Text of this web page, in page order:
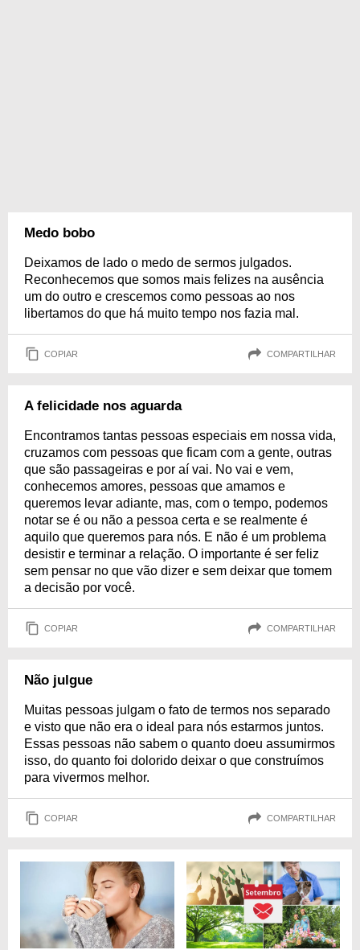
Medo bobo
Deixamos de lado o medo de sermos julgados.
Reconhecemos que somos mais felizes na ausência
um do outro e crescemos como pessoas ao nos
libertamos do que há muito tempo nos fazia mal.
COPIAR COMPARTILHAR
A felicidade nos aguarda
Encontramos tantas pessoas especiais em nossa vida,
cruzamos com pessoas que ficam com a gente, outras
que são passageiras e por aí vai. No vai e vem,
conhecemos amores, pessoas que amamos e
queremos levar adiante, mas, com o tempo, podemos
notar se é ou não a pessoa certa e se realmente é
aquilo que queremos para nós. E não é um problema
desistir e terminar a relação. O importante é ser feliz
sem pensar no que vão dizer e sem deixar que tomem
a decisão por você.
COPIAR COMPARTILHAR
Não julgue
Muitas pessoas julgam o fato de termos nos separado
e visto que não era o ideal para nós estarmos juntos.
Essas pessoas não sabem o quanto doeu assumirmos
isso, do quanto foi dolorido deixar o que construímos
para vivermos melhor.
COPIAR COMPARTILHAR